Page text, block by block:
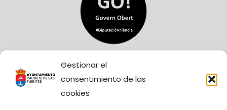
Gestionar el
consentimiento de las
cookies